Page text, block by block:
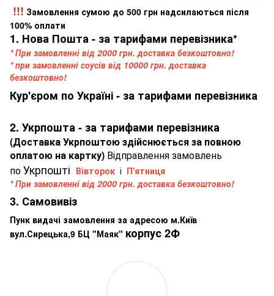
!!! Замовлення сумою до 500 грн надсилаються після
100% оплати
1. Нова Пошта - за тарифами перевізника*
* При замовленні від 2000 грн. доставка безкоштовно!
* при замовленні соусів від 10000 грн. доставка
безкоштовно!
Кур'єром по Україні - за тарифами перевізника
2. Укрпошта - за тарифами перевізника
(Доставка Укрпоштою здійснюється за повною
оплатою на картку) Відправлення замовлень
поУкрпошті Вівторок і П'ятниця
* При замовленні від 2000 грн. доставка безкоштовно!
3. Самовивіз
Пунк видачі замовлення за адресою м.Київ
вул.Сирецька,9 БЦ "Маяк" корпус 2Ф